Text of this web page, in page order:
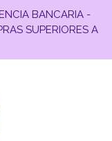
BANCARIA -
SUPERIORES A